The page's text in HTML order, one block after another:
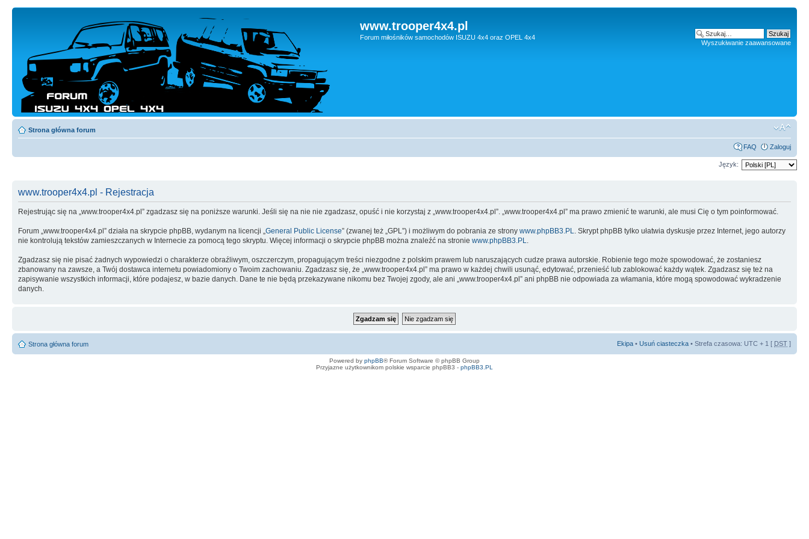
www.trooper4x4.pl
Forum miłośników samochodów ISUZU 4x4 oraz OPEL 4x4
Wyszukiwanie zaawansowane
Strona główna forum
FAQ Zaloguj
Język:
www.trooper4x4.pl - Rejestracja
Rejestrując się na „www.trooper4x4.pl” zgadzasz się na poniższe warunki. Jeśli się na nie nie zgadzasz, opuść i nie korzystaj z „www.trooper4x4.pl”. „www.trooper4x4.pl” ma prawo zmienić te warunki, ale musi Cię o tym poinformować.
Forum „www.trooper4x4.pl” działa na skrypcie phpBB, wydanym na licencji „ General Public License” (zwanej też „GPL”) i możliwym do pobrania ze strony www.phpBB3.PL
. Skrypt phpBB tylko ułatwia dyskusje przez Internet, jego autorzy
nie kontrolują tekstów zamieszczanych w Internecie za pomocą tego skryptu. Więcej informacji o skrypcie phpBB można znaleźć na stronie www.phpBB3.PL
Zgadzasz się nie pisać żadnych wypowiedzi o charakterze obraźliwym, oszczerczym, propagującym treści niezgodne z polskim prawem lub naruszających cudze prawa autorskie. Robienie tego może spowodować, że zostaniesz
zbanowany na zawsze, a Twój dostawca internetu powiadomiony o Twoim zachowaniu. Zgadzasz się, że „www.trooper4x4.pl” ma prawo w każdej chwili usunąć, edytować, przenieść lub zablokować każdy wątek. Zgadzasz się też na
zapisywanie wszystkich informacji, które podajesz, w bazie danych. Dane te nie będą przekazywane nikomu bez Twojej zgody, ale ani „www.trooper4x4.pl” ani phpBB nie odpowiada za włamania, które mogą spowodować wykradzenie
danych.
Strona główna forum Ekipa • Usuń ciasteczka • Strefa czasowa: UTC + 1 [ DST ]
Powered by phpBB® Forum Software © phpBB Group
Przyjazne użytkownikom polskie wsparcie phpBB3 - phpBB3.PL